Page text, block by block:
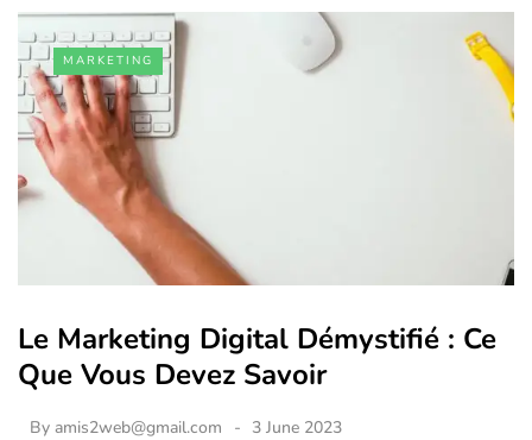
MARKETING
Le Marketing Digital Démystifié : Ce
Que Vous Devez Savoir
By amis2web@gmail.com 3 June 2023